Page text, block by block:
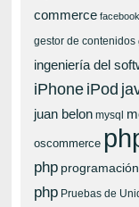
commerce facebook
gestor de contenidos
ingeniería del
iPhone iPod
juan belon mysql
oscommerce
php programación
php Pruebas de